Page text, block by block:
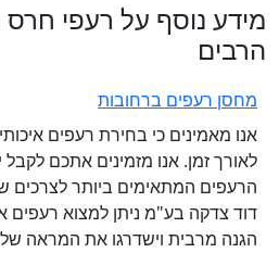
מידע נוסף על רעפי חרס
הרבים
מחסן רעפים ברחובות
אנו מאמינים כי בחירת רעפים
לאורך זמן. אנו מזמינים אתכם לקבל
הרעפים המתאימים ביותר
דוד צדקה בע"מ ניתן למצוא רעפים
הגנה מרבית וישדרגו את המראה